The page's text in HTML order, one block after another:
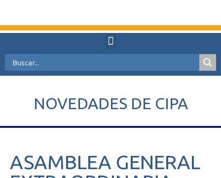
NOVEDADES DE CIPA
ASAMBLEA GENERAL